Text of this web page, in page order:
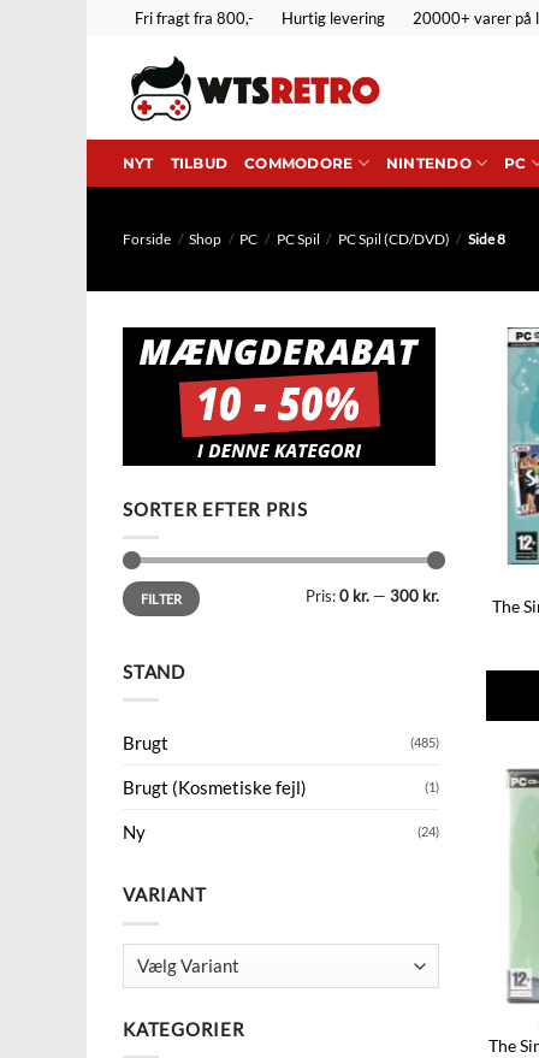
Fortsæt
indhold
Fri fragt fra 800,- Hurtig levering 20000+ varer på
NYT TILBUD COMMODORE NINTENDO PC
Forside / Shop / PC / PC Spil / PC Spil (CD/DVD) / Side 8
SORTER EFTER PRIS
Mindste
pris
Højeste
prisFILTER Pris:0 kr.— 300 kr.
STAND
Brugt (485)
Brugt (Kosmetiske fejl) (1)
Ny (24)
VARIANT
KATEGORIER
The
The